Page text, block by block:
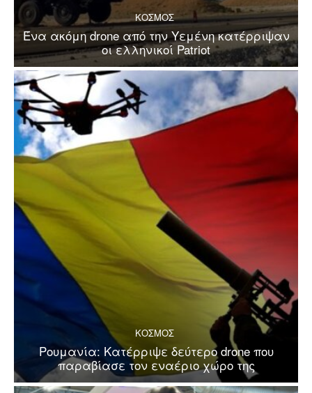
ΚΟΣΜΟΣ
Ένα ακόμη drone από την Υεμένη κατέρριψαν
οι ελληνικοί Patriot
ΚΟΣΜΟΣ
Ρουμανία: Κατέρριψε δεύτερο drone που
παραβίασε τον εναέριο χώρο της